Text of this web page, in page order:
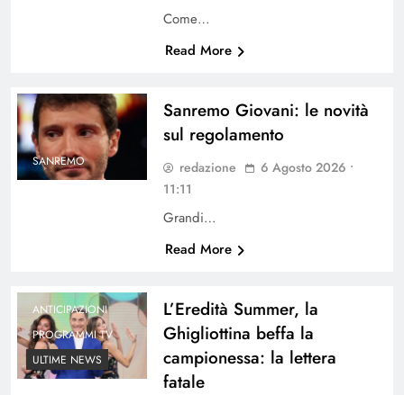
Come…
Read More
SANREMO
Sanremo Giovani: le novità
sul regolamento
redazione
6 Agosto 2026 •
11:11
Grandi…
Read More
ANTICIPAZIONI
PROGRAMMI TV
ULTIME NEWS
L’Eredità Summer, la
Ghigliottina beffa la
campionessa: la lettera
fatale